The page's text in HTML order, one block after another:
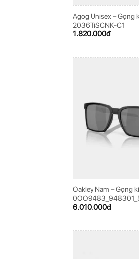
Agog Unisex – Gọng
2036TiSCNK-C1
1.820.000đ
Oakley Nam – Gọng
6.010.000đ